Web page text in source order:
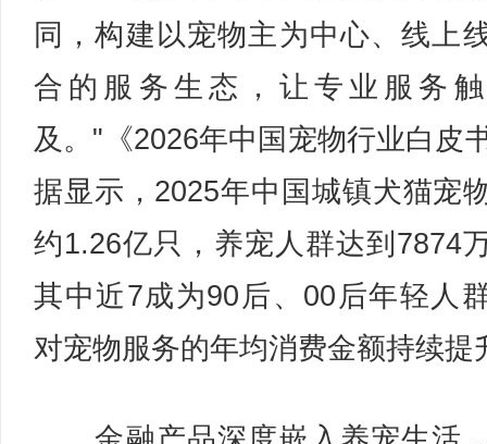
同，构建以宠物主为中心、线上
合的服务生态，让专业服务
及。"《2026年中国宠物行业白皮
据显示，2025年中国城镇犬猫宠
约1.26亿只，养宠人群达到7874
其中近7成为90后、00后年轻人
对宠物服务的年均消费金额持续提